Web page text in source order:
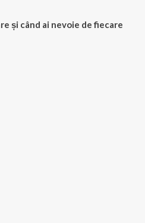
și când ai nevoie de fiecare